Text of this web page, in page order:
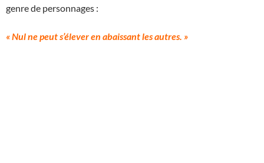
genre de personnages :
« Nul ne peut s’élever en abaissant les autres. »